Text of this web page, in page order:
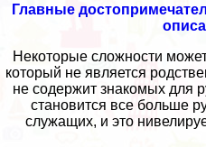
Главные
Некоторые сложности
который не является
не содержит знакомых для
становится все больше
служащих, и это